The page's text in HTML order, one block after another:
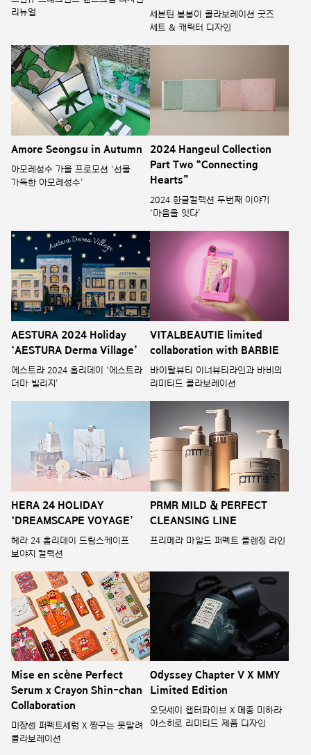
리뉴얼
세븐틴 봉봉이 콜라보레이션 굿즈
세트 & 캐릭터 디자인
Amore Seongsu in Autumn
아모레성수 가을 프로모션 ‘선물
가득한 아모레성수’
2024 Hangeul Collection
Part Two “Connecting
Hearts”
2024 한글컬렉션 두번째 이야기
‘마음을 잇다’
AESTURA 2024 Holiday
‘AESTURA Derma Village’
에스트라 2024 홀리데이 ‘에스트라
더마 빌리지’
VITALBEAUTIE limited
collaboration with BARBIE
바이탈뷰티 이너뷰티라인과 바비의
리미티드 콜라보레이션
HERA 24 HOLIDAY
‘DREAMSCAPE VOYAGE’
헤라 24 홀리데이 드림스케이프
보야지 컬렉션
PRMR MILD & PERFECT
CLEANSING LINE
프리메라 마일드 퍼펙트 클렌징 라인
Mise en scène Perfect
Serum x Crayon Shin-chan
Collaboration
미쟝센 퍼펙트세럼 X 짱구는 못말려
콜라보레이션
Odyssey Chapter V X MMY
Limited Edition
오딧세이 챕터파이브 X 메종 미하라
야스히로 리미티드 제품 디자인